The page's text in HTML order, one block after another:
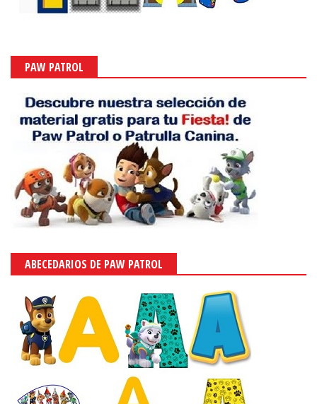
PAW PATROL
ABECEDARIOS DE PAW PATROL